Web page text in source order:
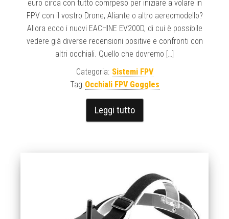
euro circa con tutto comrpeso per iniziare a volare in
FPV con il vostro Drone, Aliante o altro aereomodello?
Allora ecco i nuovi EACHINE EV200D, di cui è possibile
vedere già diverse recensioni positive e confronti con
altri occhiali. Quello che dovremo […]
Categoria: Sistemi FPV
Tag Occhiali FPV Goggles
Leggi tutto